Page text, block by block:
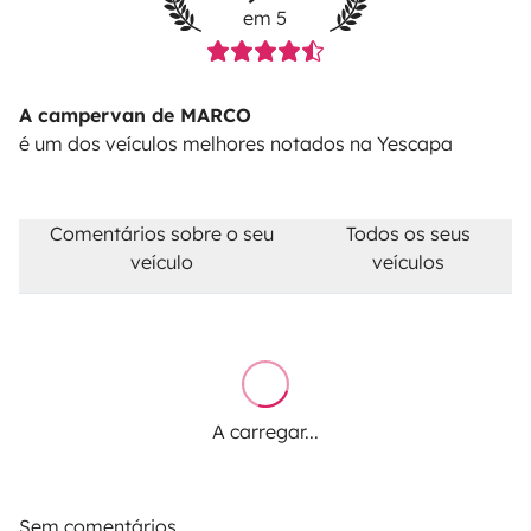
dentro e por fora é de conta do utilizador e se houver
outras necessidades mais específicas (ex: estofos,
na devolução da caução.
coloque todas as questões.
Obrigado 🌴
em 5
A campervan de MARCO
é um dos veículos melhores notados na Yescapa
Comentários sobre o seu
veículo
Todos os seus
veículos
A carregar...